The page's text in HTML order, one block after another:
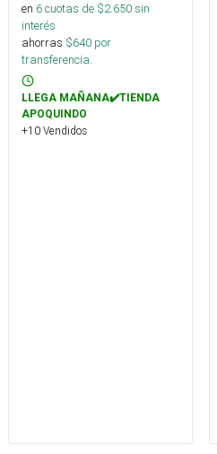
en 6cuotas de $2.650sin
interés
ahorras $640 por
transferencia.
LLEGA MAÑANA✔️TIENDA
APOQUINDO
+10 Vendidos